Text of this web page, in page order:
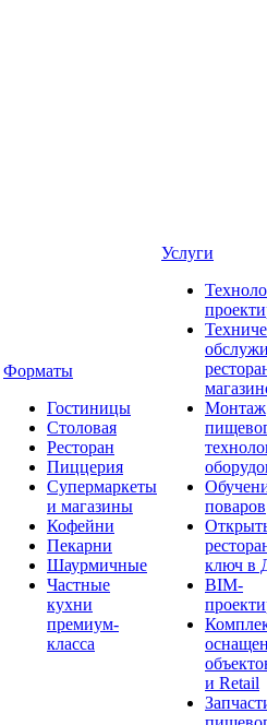
Форматы
Гостиницы
Столовая
Ресторан
Пиццерия
Супермаркеты
и магазины
Кофейни
Пекарни
Шаурмичные
Частные
кухни
премиум-
класса
Услуги
Монтаж
поваров
ключ в
BIM-
и Retail